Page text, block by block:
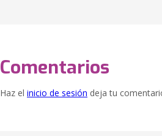
Comentarios
Haz el inicio de sesión deja tu